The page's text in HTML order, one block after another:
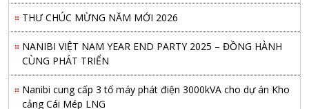
THƯ CHÚC MỪNG NĂM MỚI 2026
NANIBI VIỆT NAM YEAR END PARTY 2025 – ĐỒNG HÀNH
CÙNG PHÁT TRIỂN
Nanibi cung cấp 3 tổ máy phát điện 3000kVA cho dự án Kho
cảng Cái Mép LNG